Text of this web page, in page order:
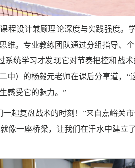
程设计兼顾理论深度与实践强度。
维。专业教练团队通过分组指导、
系统学习才发现它对节奏把控和战
中）的杨毅元老师在课后分享道，
感受它的魅力。”
一起复盘战术的时刻！”来自嘉峪关
像一座桥梁，让我们在汗水中建立